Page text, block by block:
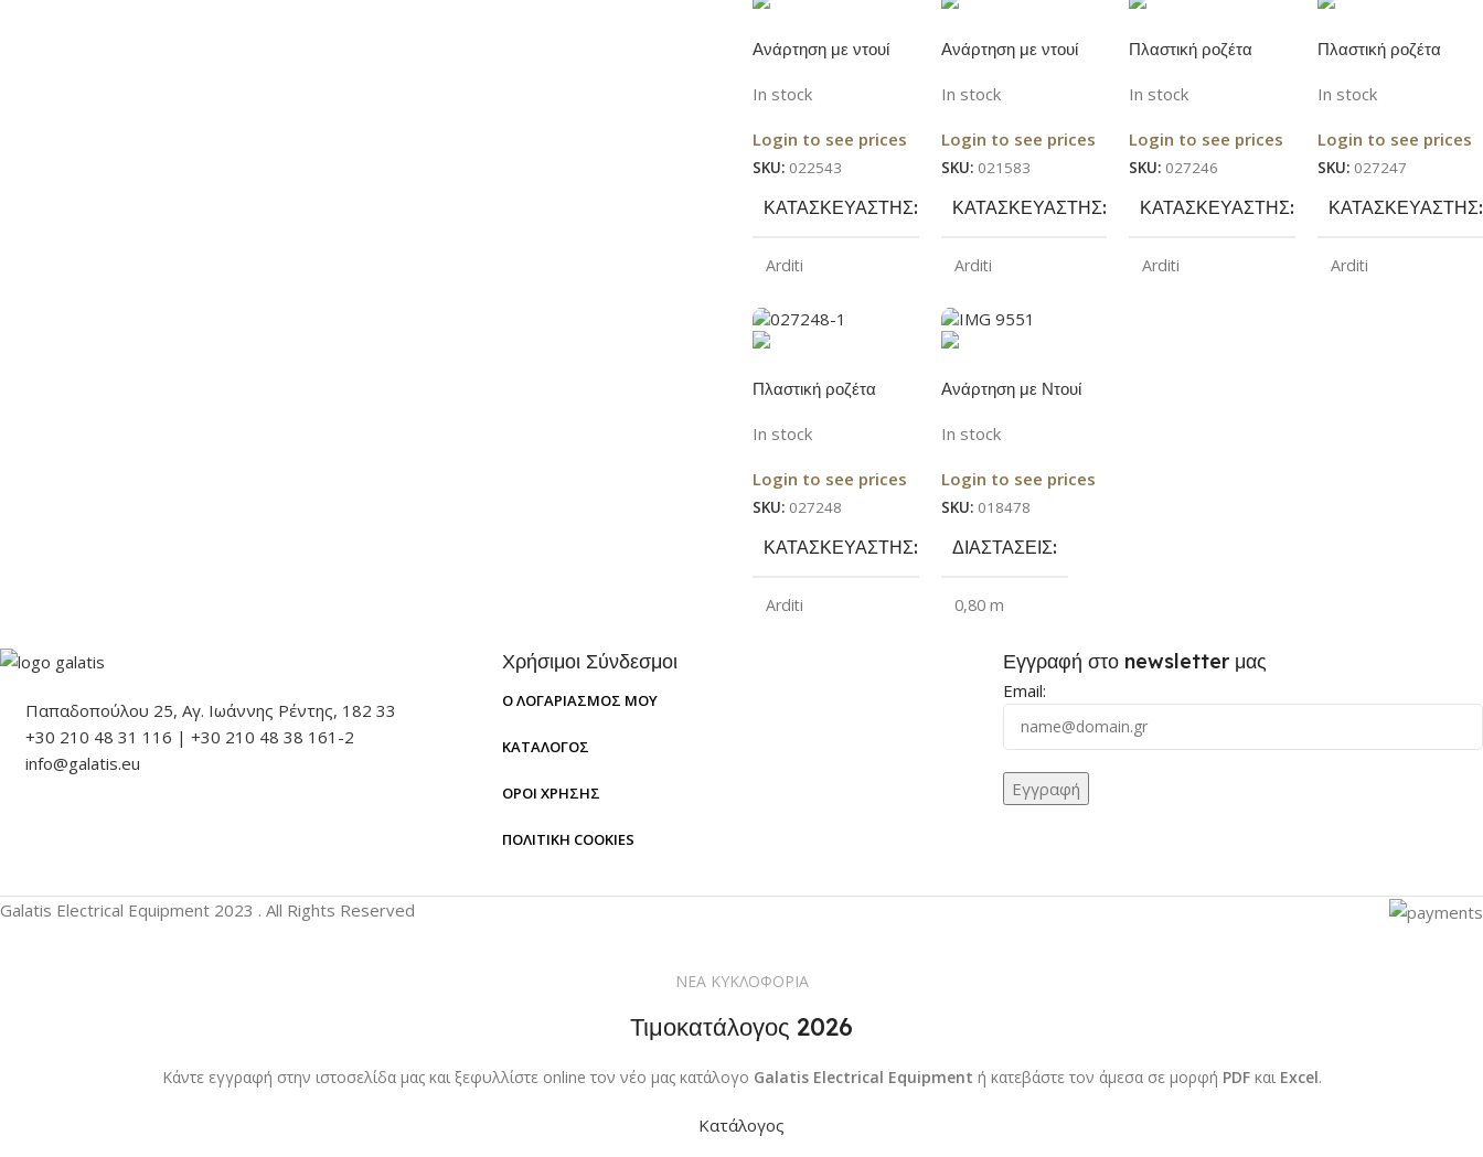
Διάφανο
Ανάρτηση με ντουί
In stock
Login to see prices
SKU: 022543
ΚΑΤΑΣΚΕΥΑΣΤΉΣ
Arditi
ΧΡΏΜΑ
Ανάρτηση με ντουί
In stock
Login to see prices
SKU: 021583
ΚΑΤΑΣΚΕΥΑΣΤΉΣ
Arditi
ΧΡΏΜΑ
Πλαστική ροζέτα
λευκή
In stock
Login to see prices
SKU: 027246
ΚΑΤΑΣΚΕΥΑΣΤΉΣ
Arditi
Πλαστική ροζέτα
μαύρη
In stock
Login to see prices
SKU: 027247
ΚΑΤΑΣΚΕΥΑΣΤΉΣ
Arditi
Πλαστική ροζέτα
χρυσή
In stock
Login to see prices
SKU: 027248
ΚΑΤΑΣΚΕΥΑΣΤΉΣ
Arditi
Ανάρτηση με Ντουί
In stock
Login to see prices
SKU: 018478
ΔΙΑΣΤΆΣΕΙΣ
0,80 m
ΚΑΤΑΣΚΕΥΑΣΤΉΣ
E14
Παπαδοπούλου 25, Αγ. Ιωάννης Ρέντης, 182 33
+30 210 48 31 116 | +30 210 48 38 161-2
info@galatis.eu
Χρήσιμοι Σύνδεσμοι
Ο ΛΟΓΑΡΙΑΣΜΌΣ ΜΟΥ
ΚΑΤΆΛΟΓΟΣ
ΌΡΟΙ ΧΡΉΣΗΣ
ΠΟΛΙΤΙΚΉ COOKIES
Εγγραφή στο newsletter μας
Email:
Galatis Electrical Equipment 2023 . All Rights Reserved
ΝΕΑ ΚΥΚΛΟΦΟΡΙΑ
Τιμοκατάλογος 2026
Κάντε εγγραφή στην ιστοσελίδα μας και ξεφυλλίστε online τον νέο μας κατάλογο Galatis Electrical Equipment ή κατεβάστε τον άμεσα σε μορφή PDFκαι Excel.
Κατάλογος